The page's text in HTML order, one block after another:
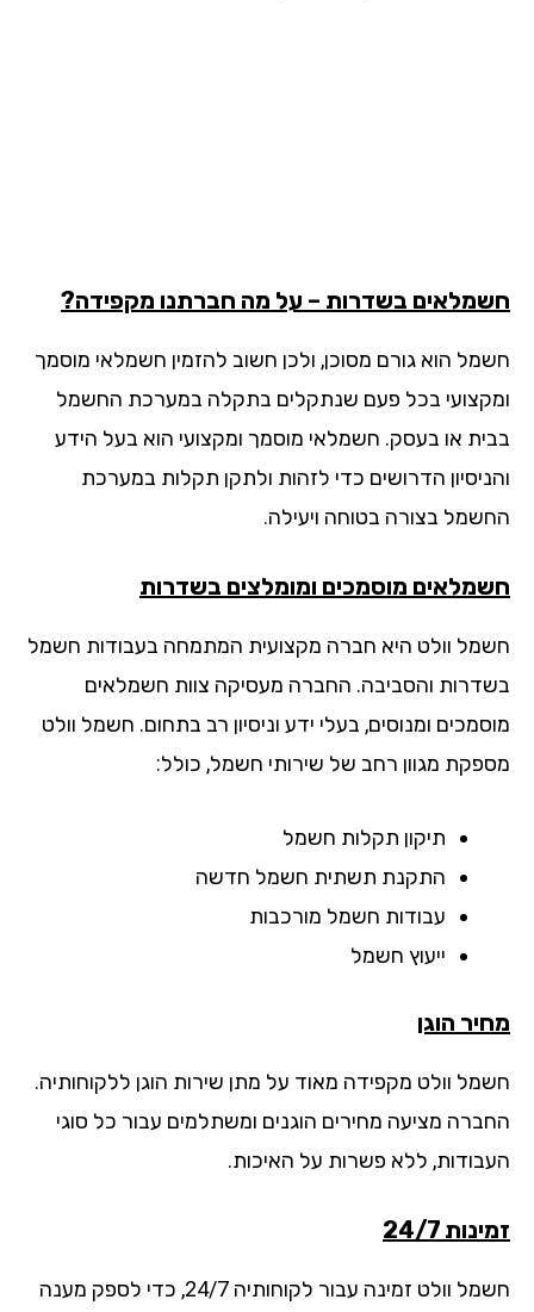
בשדרות – על מה חברתנו מקפידה?
הוא גורם מסוכן, ולכן חשוב להזמין חשמלאי מוסמך
בכל פעם שנתקלים בתקלה במערכת החשמל
או בעסק. חשמלאי מוסמך ומקצועי הוא בעל הידע
הדרושים כדי לזהות ולתקן תקלות במערכת
בצורה בטוחה ויעילה.
מוסמכים ומומלצים בשדרות
וולט היא חברה מקצועית המתמחה בעבודות חשמל
והסביבה. החברה מעסיקה צוות חשמלאים
ומנוסים, בעלי ידע וניסיון רב בתחום. חשמל וולט
מגוון רחב של שירותי חשמל, כולל:
תיקון תקלות חשמל
התקנת תשתית חשמל חדשה
עבודות חשמל מורכבות
ייעוץ חשמל
הוגן
וולט מקפידה מאוד על מתן שירות הוגן ללקוחותיה.
מציעה מחירים הוגנים ומשתלמים עבור כל סוגי
ללא פשרות על האיכות.
24/7
חשמל וולט זמינה עבור לקוחותיה 24/7, כדי לספק מענה